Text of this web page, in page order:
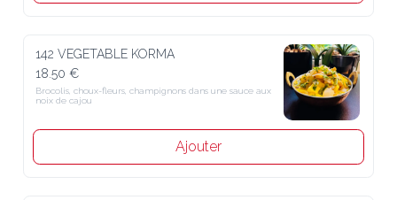
142 VEGETABLE KORMA
18.50 €
Brocolis, choux-fleurs, champignons dans une sauce aux
noix de cajou
Ajouter